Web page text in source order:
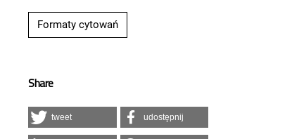
Formaty cytowań
Share
tweet udostępnij